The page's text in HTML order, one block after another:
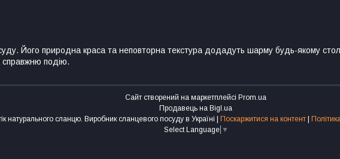
Його природна краса та неповторна текстура додадуть шарму будь-якому
справжню подію.
Сайт створений на маркетплейсі Prom.ua
Продавець на Bigl.ua
Бутік натурального сланцю. Виробник сланцевого посуду в Україні | Поскаржитися на контент |
Select Language ▼